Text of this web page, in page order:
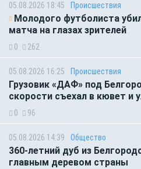
05.08.2026 18:45 Происшествия
Молодого футболиста
матча на глазах зрителей
0 262
05.08.2026 16:25 Происшествия
Грузовик «ДАФ» под
скорости съехал в кювет и
0 96
05.08.2026 14:39 Общество
360-летний дуб из
главным деревом страны